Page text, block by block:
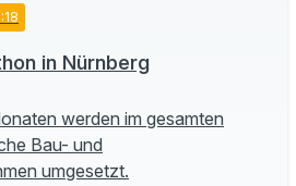
in Nürnberg
werden im gesamten
Bau- und
umgesetzt.